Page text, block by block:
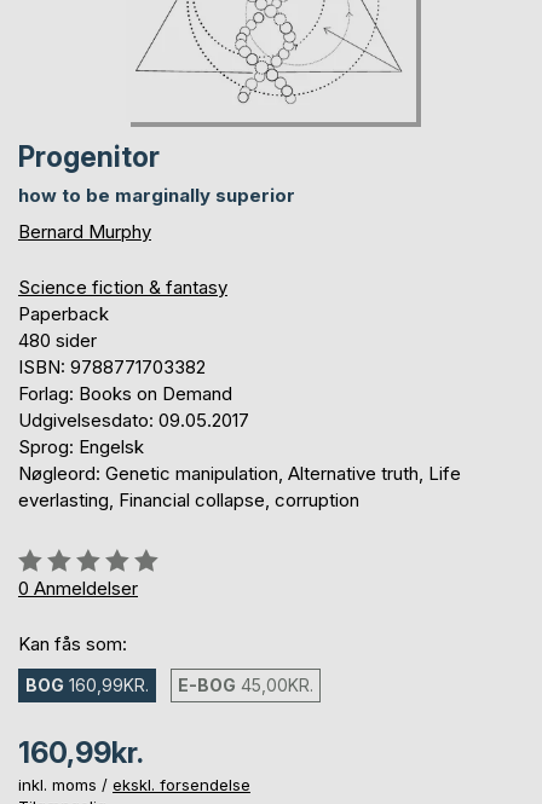
Progenitor
how to be marginally superior
Bernard Murphy
Science fiction & fantasy
Paperback
480 sider
ISBN: 9788771703382
Forlag: Books on Demand
Udgivelsesdato: 09.05.2017
Sprog: Engelsk
Nøgleord: Genetic manipulation, Alternative truth, Life
everlasting, Financial collapse, corruption
Anmeldelse::
0%
0 Anmeldelser
Kan fås som:
BOG 160,99KR. E-BOG 45,00KR.
160,99kr.
inkl. moms / ekskl. forsendelse